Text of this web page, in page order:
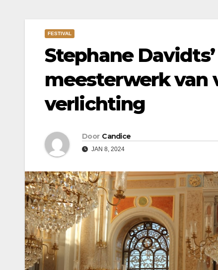
FESTIVAL
Stephane
meesterwerk van
verlichting
Door Candice
JAN 8, 2024